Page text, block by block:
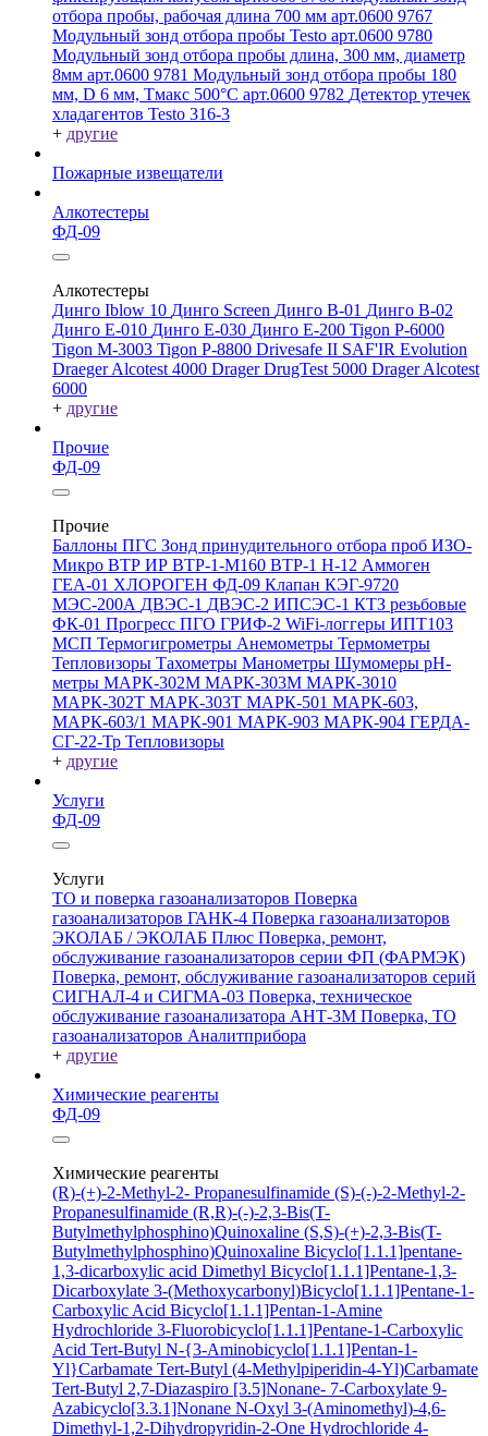
отбора пробы, рабочая длина 700 мм арт.0600 9767
Модульный зонд отбора пробы Testo арт.0600 9780
Модульный зонд отбора пробы длина, 300 мм, диаметр
8мм арт.0600 9781 Модульный зонд отбора пробы 180
мм, D 6 мм, Tмакс 500°С арт.0600 9782 Детектор утечек
хладагентов Testo 316-3
+ другие
Пожарные извещатели
Алкотестеры
ФД-09
Алкотестеры
Динго Iblow 10 Динго Screen Динго В-01 Динго В-02
Динго Е-010 Динго Е-030 Динго Е-200 Tigon P-6000
Tigon M-3003 Tigon P-8800 Drivesafe II SAF'IR Evolution
Draeger Alcotest 4000 Drager DrugTest 5000 Drager Alcotest
6000
+ другие
Прочие
ФД-09
Прочие
Баллоны ПГС Зонд принудительного отбора проб ИЗО-
Микро ВТР ИР ВТР-1-М160 ВТР-1 Н-12 Аммоген
ГЕА-01 ХЛОРОГЕН ФД-09 Клапан КЭГ-9720
МЭС-200А ДВЭС-1 ДВЭС-2 ИПСЭС-1 КТЗ резьбовые
ФК-01 Прогресс ПГО ГРИФ-2 WiFi-логгеры ИПТ103
МСП Термогигрометры Анемометры Термометры
Тепловизоры Тахометры Манометры Шумомеры pH-
метры МАРК-302М МАРК-303М МАРК-3010
МАРК-302Т МАРК-303Т МАРК-501 МАРК-603,
МАРК-603/1 МАРК-901 МАРК-903 МАРК-904 ГЕРДА-
СГ-22-Тр Тепловизоры
+ другие
Услуги
ФД-09
Услуги
ТО и поверка газоанализаторов Поверка
газоанализаторов ГАНК-4 Поверка газоанализаторов
ЭКОЛАБ / ЭКОЛАБ Плюс Поверка, ремонт,
обслуживание газоанализаторов серии ФП (ФАРМЭК)
Поверка, ремонт, обслуживание газоанализаторов серий
СИГНАЛ-4 и СИГМА-03 Поверка, техническое
обслуживание газоанализатора АНТ-3М Поверка, ТО
газоанализаторов Аналитприбора
+ другие
Химические реагенты
ФД-09
Химические реагенты
(R)-(+)-2-Methyl-2- Propanesulfinamide (S)-(-)-2-Methyl-2-
Propanesulfinamide (R,R)-(-)-2,3-Bis(T-
Butylmethylphosphino)Quinoxaline (S,S)-(+)-2,3-Bis(T-
Butylmethylphosphino)Quinoxaline Bicyclo[1.1.1]pentane-
1,3-dicarboxylic acid Dimethyl Bicyclo[1.1.1]Pentane-1,3-
Dicarboxylate 3-(Methoxycarbonyl)Bicyclo[1.1.1]Pentane-1-
Carboxylic Acid Bicyclo[1.1.1]Pentan-1-Amine
Hydrochloride 3-Fluorobicyclo[1.1.1]Pentane-1-Carboxylic
Acid Tert-Butyl N-{3-Aminobicyclo[1.1.1]Pentan-1-
Yl}Carbamate Tert-Butyl (4-Methylpiperidin-4-Yl)Carbamate
Tert-Butyl 2,7-Diazaspiro [3.5]Nonane- 7-Carboxylate 9-
Azabicyclo[3.3.1]Nonane N-Oxyl 3-(Aminomethyl)-4,6-
Dimethyl-1,2-Dihydropyridin-2-One Hydrochloride 4-